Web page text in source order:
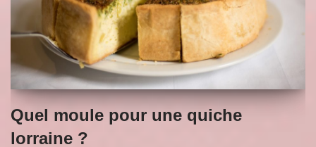
Quel moule pour une quiche
lorraine ?